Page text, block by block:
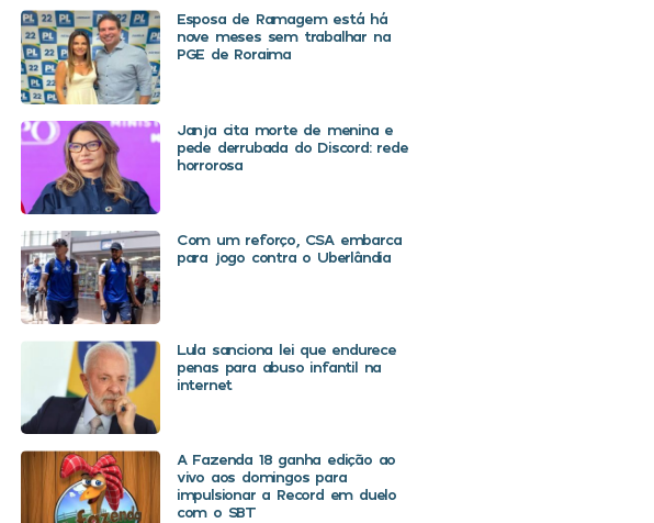
Esposa de Ramagem está há
nove meses sem trabalhar na
PGE de Roraima
Janja cita morte de menina e
pede derrubada do Discord: rede
horrorosa
Com um reforço, CSA embarca
para jogo contra o Uberlândia
Lula sanciona lei que endurece
penas para abuso infantil na
internet
A Fazenda 18 ganha edição ao
vivo aos domingos para
impulsionar a Record em duelo
com o SBT